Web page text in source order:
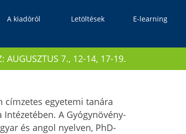
A kiadóról Letöltések E-learning
AUGUSZTUS 7., 12-14, 17-19.
címzetes egyetemi tanára
A Gyógynövény-
és angol nyelven, PhD-